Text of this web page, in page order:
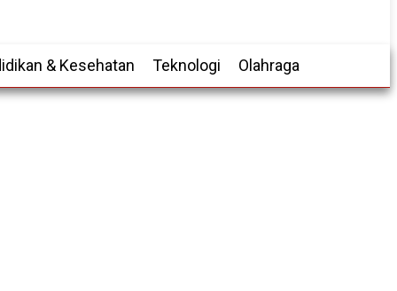
& Kesehatan Teknologi Olahraga